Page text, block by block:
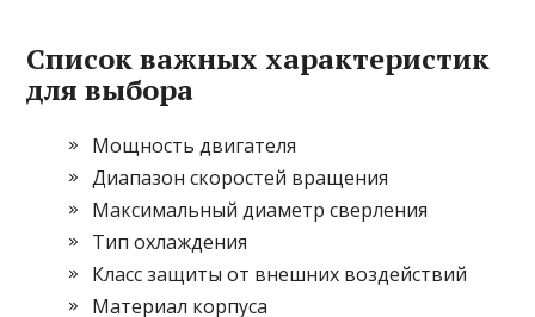
Список важных характеристик
для выбора
Мощность двигателя
Диапазон скоростей вращения
Максимальный диаметр сверления
Тип охлаждения
Класс защиты от внешних воздействий
Материал корпуса